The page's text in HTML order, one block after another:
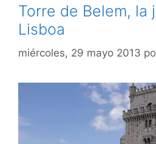
Torre de Belem, la
Lisboa
miércoles, 29 mayo 2013